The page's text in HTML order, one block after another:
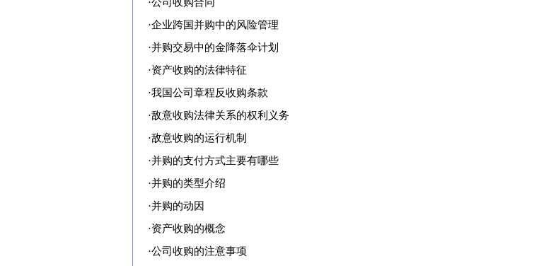
·企业跨国并购中的风险管理
·并购交易中的金降落伞计划
·资产收购的法律特征
·我国公司章程反收购条款
·敌意收购法律关系的权利义务
·敌意收购的运行机制
·并购的支付方式主要有哪些
·并购的类型介绍
·并购的动因
·资产收购的概念
·公司收购的注意事项